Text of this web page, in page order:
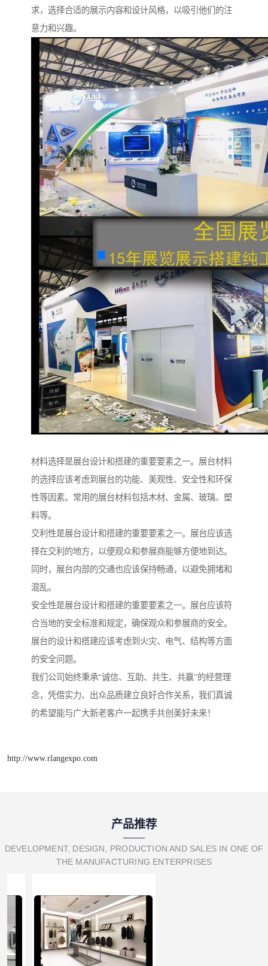
求，选择合适的展示内容和设计风格，以吸引他们的注
意力和兴趣。
材料选择是展台设计和搭建的重要要素之一。展台材料
的选择应该考虑到展台的功能、美观性、安全性和环保
性等因素。常用的展台材料包括木材、金属、玻璃、塑
料等。
交利性是展台设计和搭建的重要要素之一。展台应该选
择在交利的地方，以便观众和参展商能够方便地到达。
同时，展台内部的交通也应该保持畅通，以避免拥堵和
混乱。
安全性是展台设计和搭建的重要要素之一。展台应该符
合当地的安全标准和规定，确保观众和参展商的安全。
展台的设计和搭建应该考虑到火灾、电气、结构等方面
的安全问题。
我们公司始终秉承“诚信、互助、共生、共赢”的经营理
念，凭借实力、出众品质建立良好合作关系，我们真诚
的希望能与广大新老客户一起携手共创美好未来！
http://www.rlangexpo.com
产品推荐
DEVELOPMENT, DESIGN, PRODUCTION AND SALES IN ONE OF
THE MANUFACTURING ENTERPRISES